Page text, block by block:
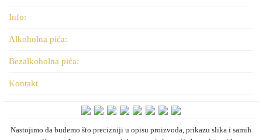
Info:
Alkoholna pića:
Bezalkoholna pića:
Kontakt
Nastojimo da budemo što precizniji u opisu proizvoda, prikazu slika i samih